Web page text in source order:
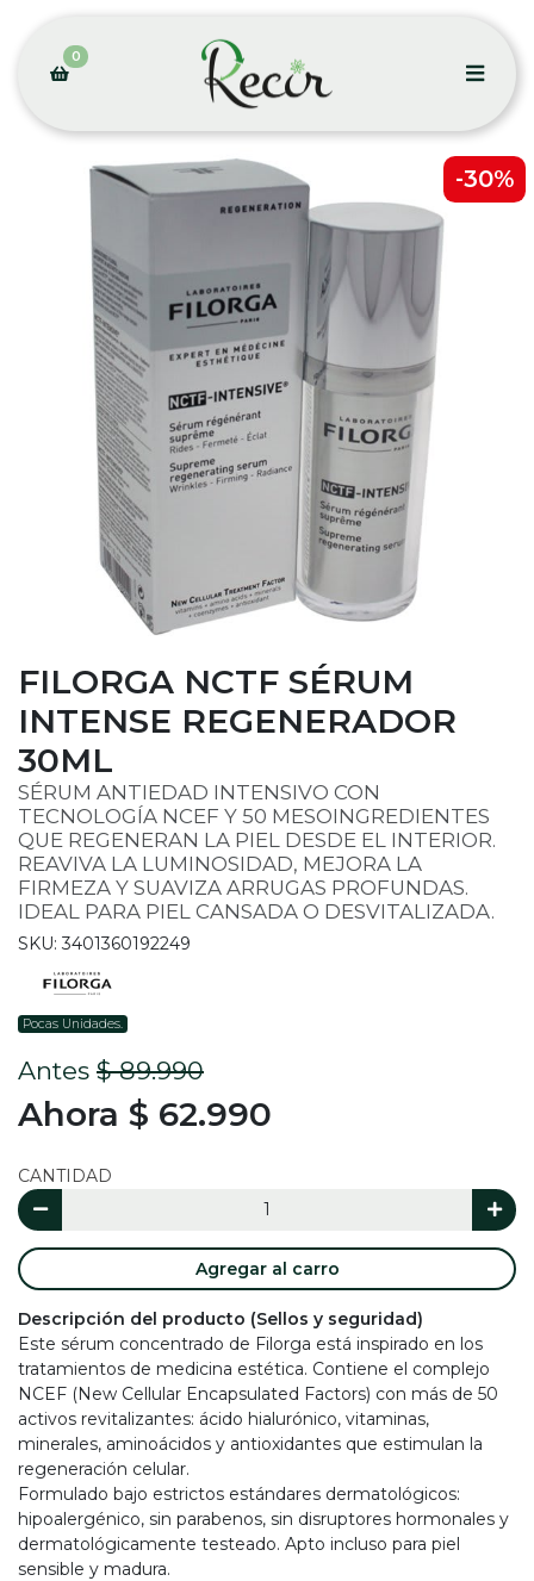
0
-30%
FILORGA NCTF SÉRUM
INTENSE REGENERADOR
30ML
SÉRUM ANTIEDAD INTENSIVO CON
TECNOLOGÍA NCEF Y 50 MESOINGREDIENTES
QUE REGENERAN LA PIEL DESDE EL INTERIOR.
REAVIVA LA LUMINOSIDAD, MEJORA LA
FIRMEZA Y SUAVIZA ARRUGAS PROFUNDAS.
IDEAL PARA PIEL CANSADA O DESVITALIZADA.
SKU: 3401360192249
Pocas Unidades.
Antes $ 89.990
Ahora $ 62.990
CANTIDAD
Agregar al carro
Descripción del producto (Sellos y seguridad)
Este sérum concentrado de Filorga está inspirado en los
tratamientos de medicina estética. Contiene el complejo
NCEF (New Cellular Encapsulated Factors) con más de 50
activos revitalizantes: ácido hialurónico, vitaminas,
minerales, aminoácidos y antioxidantes que estimulan la
regeneración celular.
Formulado bajo estrictos estándares dermatológicos:
hipoalergénico, sin parabenos, sin disruptores hormonales y
dermatológicamente testeado. Apto incluso para piel
sensible y madura.